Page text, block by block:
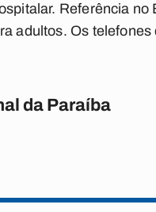
Referência
adultos. Os
da Paraíba